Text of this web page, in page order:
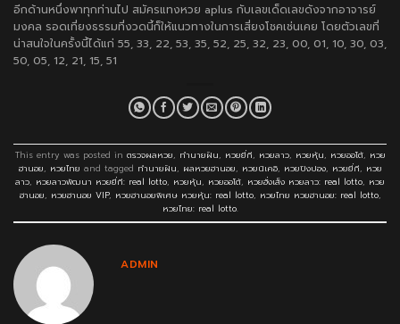
อีกด้านหนึ่งพาทุกท่านไป สมัครแทงหวย aplus กับเลขเด็ดเลขดังจากอาจารย์
มงคล รอดเที่ยงธรรมที่งวดนี้ก็ให้แนวทางในการเสี่ยงโชคเช่นเคย โดยตัวเลขที่
น่าสนใจในครั้งนี้ได้แก่ 55, 33, 22, 53, 35, 52, 25, 32, 23, 00, 01, 10, 30, 03,
50, 05, 12, 21, 15, 51
This entry was posted in ตรวจผลหวย, ทำนายฝัน, หวยยี่กี, หวยลาว, หวยหุ้น, หวยออโต้, หวย
ฮานอย, หวยไทย and tagged ทำนายฝัน, ผลหวยฮานอย, หวยนิเคอิ, หวยปิงปอง, หวยยี่กี, หวย
ลาว, หวยลาวพัฒนา หวยยี่กี: real lotto, หวยหุ้น, หวยออโต้, หวยฮั่งเส็ง หวยลาว: real lotto, หวย
ฮานอย, หวยฮานอย VIP, หวยฮานอยพิเศษ หวยหุ้น: real lotto, หวยไทย หวยฮานอย: real lotto,
หวยไทย: real lotto.
ADMIN